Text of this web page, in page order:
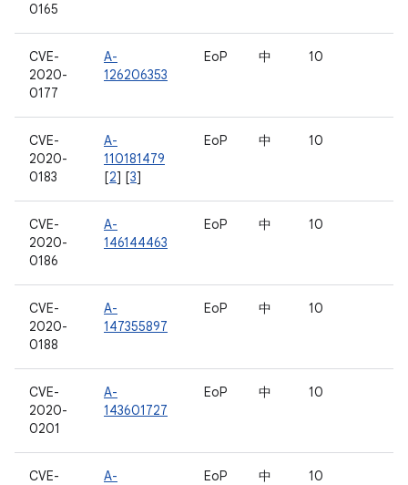
0165
CVE-
2020-
0177
A-
126206353
EoP 中 10
CVE-
2020-
0183
A-
110181479
[2] [3]
EoP 中 10
CVE-
2020-
0186
A-
146144463
EoP 中 10
CVE-
2020-
0188
A-
147355897
EoP 中 10
CVE-
2020-
0201
A-
143601727
EoP 中 10
CVE-
A-
EoP 中 10